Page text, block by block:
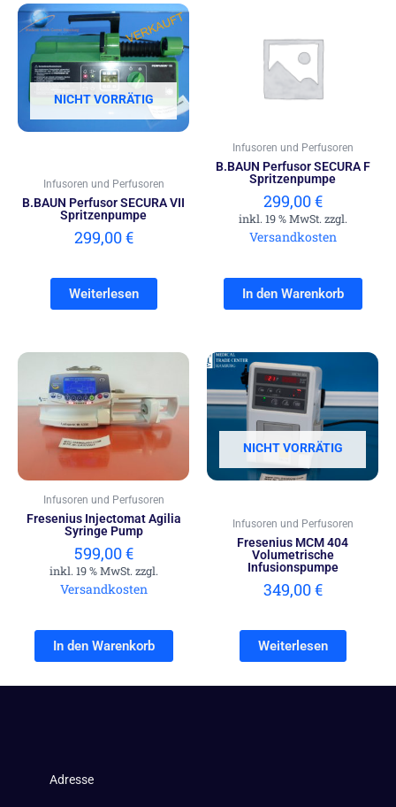
NICHT VORRÄTIG
Infusoren und Perfusoren
B.BAUN Perfusor SECURA VII
Spritzenpumpe
299,00€
Weiterlesen
Infusoren und Perfusoren
B.BAUN Perfusor SECURA F
Spritzenpumpe
299,00€
inkl. 19 % MwSt. zzgl.
Versandkosten
In den Warenkorb
Infusoren und Perfusoren
Fresenius Injectomat Agilia
Syringe Pump
599,00€
inkl. 19 % MwSt. zzgl.
Versandkosten
In den Warenkorb
NICHT VORRÄTIG
Infusoren und Perfusoren
Fresenius MCM 404
Volumetrische
Infusionspumpe
349,00€
Weiterlesen
Adresse